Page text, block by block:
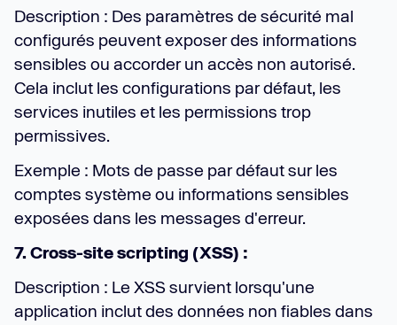
Description : Des paramètres de sécurité mal
configurés peuvent exposer des informations
sensibles ou accorder un accès non autorisé.
Cela inclut les configurations par défaut, les
services inutiles et les permissions trop
permissives.
Exemple : Mots de passe par défaut sur les
comptes système ou informations sensibles
exposées dans les messages d'erreur.
7. Cross-site scripting (XSS) :
Description : Le XSS survient lorsqu'une
application inclut des données non fiables dans